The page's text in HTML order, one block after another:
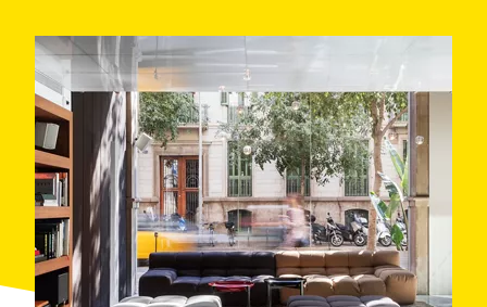
Charcutería, on es poden tastar productes
tradicionals catalans, i el
Patio , un oasis urbà
reconvertit en una terrassa amb un paisatge de
plantes autòctones de la región molt cuidat, que
juntament amb la piscina fa que sigui un racó de
tranquil·litat.
L'establiment disposa de 116 habitacions de diferents
tipus i dimensions. Els serveis de l'hotel inclouen
també accés wifi gratuït, garatge, sala defitness amb
sauna seca finlandesa, cabina de massatges i
diverses sales de reunionspolivalents.